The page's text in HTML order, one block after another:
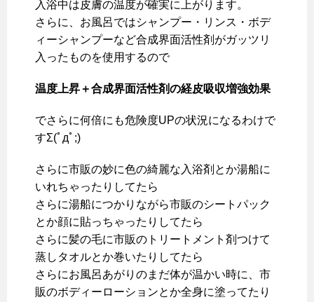
入浴中は皮膚の温度が確実に上がります。
さらに、お風呂ではシャンプー・リンス・ボデ
ィーシャンプーなど合成界面活性剤がガッツリ
入ったものを使用するので
温度上昇＋合成界面活性剤の経皮吸収増強効果
でさらに何倍にも危険度UPの状況になるわけで
すΣ(ﾟдﾟ;)
さらに市販の妙に色の綺麗な入浴剤とか湯船に
いれちゃったりしてたら
さらに湯船につかりながら市販のシートパック
とか顔に貼っちゃったりしてたら
さらに髪の毛に市販のトリートメント剤つけて
蒸しタオルとか巻いたりしてたら
さらにお風呂あがりのまだ体が温かい時に、市
販のボディーローションとか全身に塗ってたり